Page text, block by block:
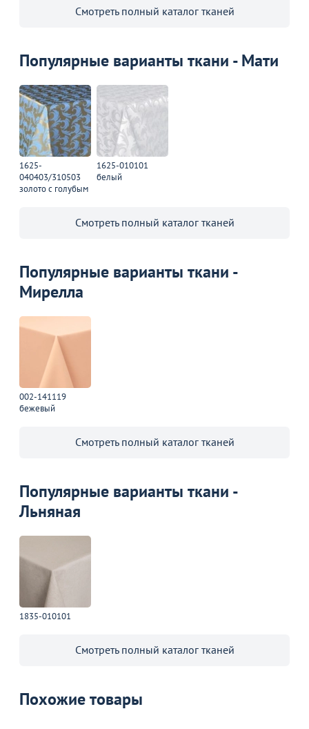
Смотреть полный каталог тканей
Популярные варианты ткани - Мати
1625-
040403/310503
золото с голубым
1625-010101
белый
Смотреть полный каталог тканей
Популярные варианты ткани -
Мирелла
002-141119
бежевый
Смотреть полный каталог тканей
Популярные варианты ткани -
Льняная
1835-010101
Смотреть полный каталог тканей
Похожие товары